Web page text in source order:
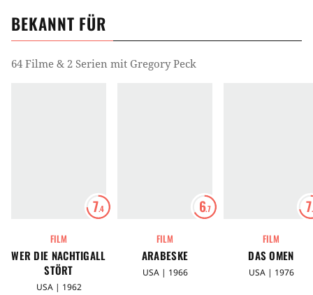
BEKANNT FÜR
64 Filme & 2 Serien mit Gregory Peck
7.4
FILM
WER DIE NACHTIGALL
STÖRT
USA | 1962
6.7
FILM
ARABESKE
USA | 1966
7
FILM
DAS OMEN
USA | 1976